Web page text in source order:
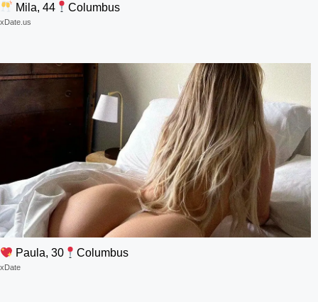
Mila, 44 Columbus
xDate.us
Paula, 30 Columbus
xDate